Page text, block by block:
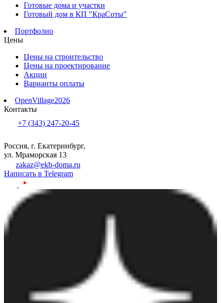
Готовые дома и участки
Готовый дом в КП "КраСоты"
Портфолио
Цены
Цены на строительство
Цены на проектирование
Акции
Варианты оплаты
OpenVillage2026
Контакты
+7 (343) 247-20-45
Россия, г. Екатеринбург,
ул. Мраморская 13
zakaz@ekb-doma.ru
Написать в Telegram